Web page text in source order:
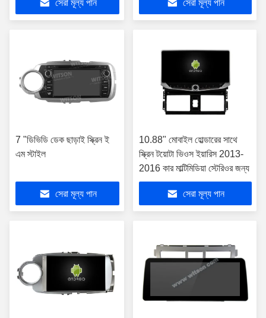
সেরা মূল্য পান
সেরা মূল্য পান
7 "ডিভিডি ডেক ছাড়াই স্ক্রিন ই
এম স্টাইল
সেরা মূল্য পান
10.88" মোবাইল হোল্ডারের সাথে
স্ক্রিন টয়োটা ভিওস ইয়ারিস 2013-
2016 কার মাল্টিমিডিয়া স্টেরিওর জন্য
সেরা মূল্য পান